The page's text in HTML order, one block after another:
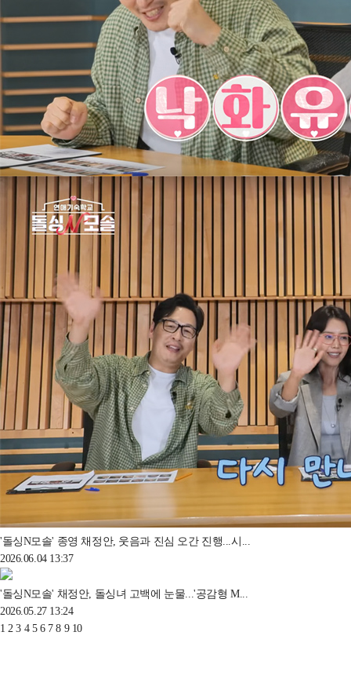
'돌싱N모솔' 종영 채정안, 웃음과 진심 오간 진행...시...
2026.06.04 13:37
'돌싱N모솔' 채정안, 돌싱녀 고백에 눈물...'공감형 M...
2026.05.27 13:24
1 2 3 4 5 6 7 8 9 10